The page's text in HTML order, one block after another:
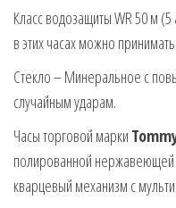
Класс водозащиты WR 50 м
в этих часах можно
Стекло – Минеральное с
случайным ударам.
Часы торговой марки
полированной нержавеющей
кварцевый механизм с